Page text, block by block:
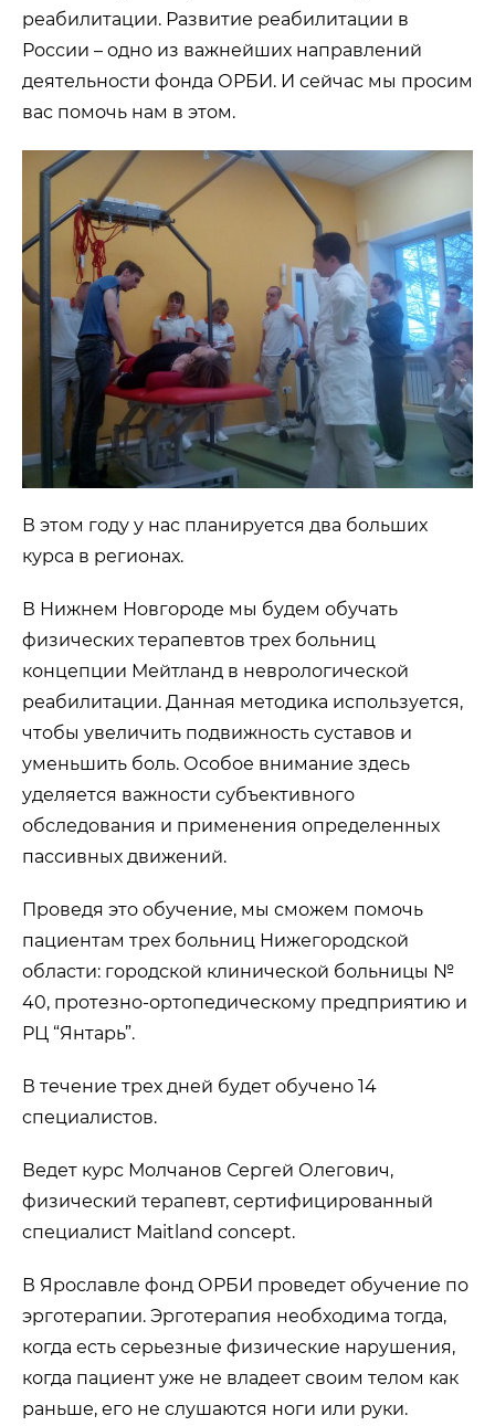
реабилитации. Развитие реабилитации в
России – одно из важнейших направлений
деятельности фонда ОРБИ. И сейчас мы просим
вас помочь нам в этом.
В этом году у нас планируется два больших
курса в регионах.
В Нижнем Новгороде мы будем обучать
физических терапевтов трех больниц
концепции Мейтланд в неврологической
реабилитации. Данная методика используется,
чтобы увеличить подвижность суставов и
уменьшить боль. Особое внимание здесь
уделяется важности субъективного
обследования и применения определенных
пассивных движений.
Проведя это обучение, мы сможем помочь
пациентам трех больниц Нижегородской
области: городской клинической больницы №
40, протезно-ортопедическому предприятию и
РЦ “Янтарь”.
В течение трех дней будет обучено 14
специалистов.
Ведет курс Молчанов Сергей Олегович,
физический терапевт, сертифицированный
специалист Maitland concept.
В Ярославле фонд ОРБИ проведет обучение по
эрготерапии. Эрготерапия необходима тогда,
когда есть серьезные физические нарушения,
когда пациент уже не владеет своим телом как
раньше, его не слушаются ноги или руки.